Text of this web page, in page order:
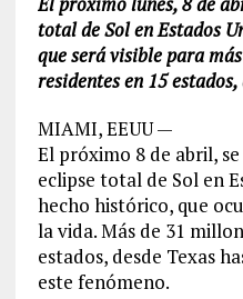
total de Sol en Estados
que será visible para
residentes en 15
MIAMI, EEUU —
El próximo 8 de abril,
eclipse total de Sol en
hecho histórico, que
la vida. Más de 31
estados, desde Texas
este fenómeno.